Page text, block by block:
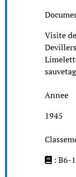
Visite
Annee
1945
: B6-